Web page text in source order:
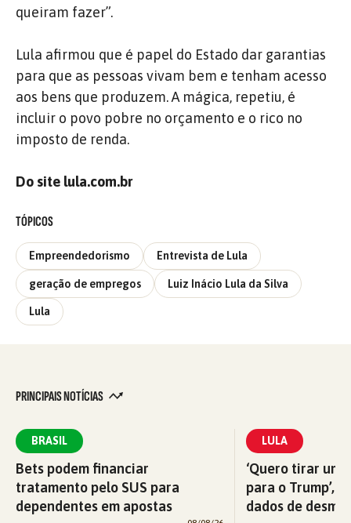
queiram fazer”.
Lula afirmou que é papel do Estado dar garantias
para que as pessoas vivam bem e tenham acesso
aos bens que produzem. A mágica, repetiu, é
incluir o povo pobre no orçamento e o rico no
imposto de renda.
Do site lula.com.br
TÓPICOS
Empreendedorismo Entrevista de Lula
geração de empregos Luiz Inácio Lula da Silva
Lula
PRINCIPAIS NOTÍCIAS
BRASIL
Bets podem financiar
tratamento pelo SUS para
dependentes em apostas
LULA
‘Quero tirar
para o Trump’,
dados de